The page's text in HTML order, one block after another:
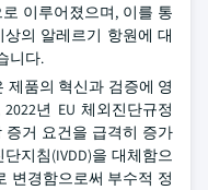
이루어졌으며, 이를 통
의 알레르기 항원에 대
니다.
제품의 혁신과 검증에 영
년 EU 체외진단규정
증거 요건을 급격히 증가
지침(IVDD)을 대체함으
변경함으로써 부수적 정